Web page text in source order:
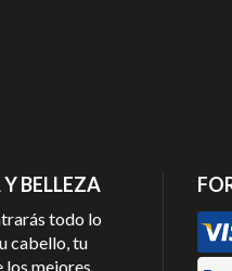
BELLEZA
todo lo
cabello, tu
mejores